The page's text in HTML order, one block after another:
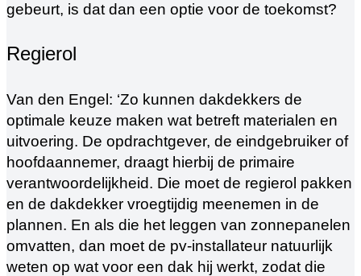
gebeurt, is dat dan een optie voor de toekomst?
Regierol
Van den Engel: ‘Zo kunnen dakdekkers de
optimale keuze maken wat betreft materialen en
uitvoering. De opdrachtgever, de eindgebruiker of
hoofdaannemer, draagt hierbij de primaire
verantwoordelijkheid. Die moet de regierol pakken
en de dakdekker vroegtijdig meenemen in de
plannen. En als die het leggen van zonnepanelen
omvatten, dan moet de pv-installateur natuurlijk
weten op wat voor een dak hij werkt, zodat die